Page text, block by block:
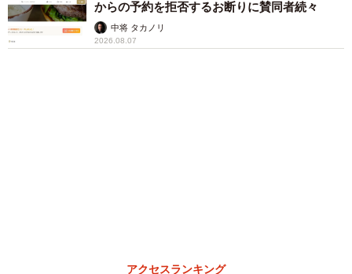
徴だ。
まいどなファミリー
（新着記事順）